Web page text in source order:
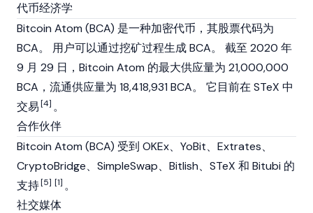
代币经济学
Bitcoin Atom (BCA) 是一种加密代币，其股票代码为
BCA。 用户可以通过挖矿过程生成 BCA。 截至 2020 年
9 月 29 日，Bitcoin Atom 的最大供应量为 21,000,000
BCA，流通供应量为 18,418,931 BCA。 它目前在 STeX 中
交易[4] 。
合作伙伴
Bitcoin Atom (BCA) 受到 OKEx、YoBit、Extrates、
CryptoBridge、SimpleSwap、Bitlish、STeX 和 Bitubi 的
支持[5] [1] 。
社交媒体